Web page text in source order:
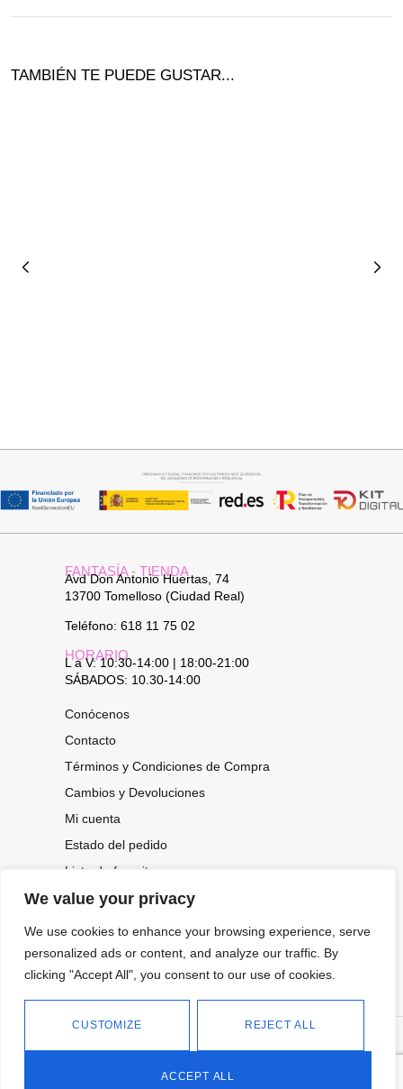
We value your privacy
We use cookies to enhance your browsing experience, serve
personalized ads or content, and analyze our traffic. By
clicking "Accept All", you consent to our use of cookies.
CUSTOMIZE REJECT ALL
ACCEPT ALL
TAMBIÉN TE PUEDE GUSTAR...
FANTASÍA - TIENDA
Avd Don Antonio Huertas, 74
13700 Tomelloso (Ciudad Real)
Teléfono: 618 11 75 02
HORARIO
L a V: 10:30-14:00 | 18:00-21:00
SÁBADOS: 10.30-14:00
Conócenos
Contacto
Términos y Condiciones de Compra
Cambios y Devoluciones
Mi cuenta
Estado del pedido
Lista de favoritos
CONOCE NUESTRAS NOVEDADES,
OFERTAS...
2026.